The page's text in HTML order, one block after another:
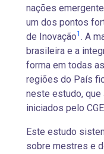
nações
um dos pontos
de Inovação1 . A
brasileira e a
forma em todas
regiões do País
neste estudo, que
iniciados pelo
Este estudo
sobre mestres e